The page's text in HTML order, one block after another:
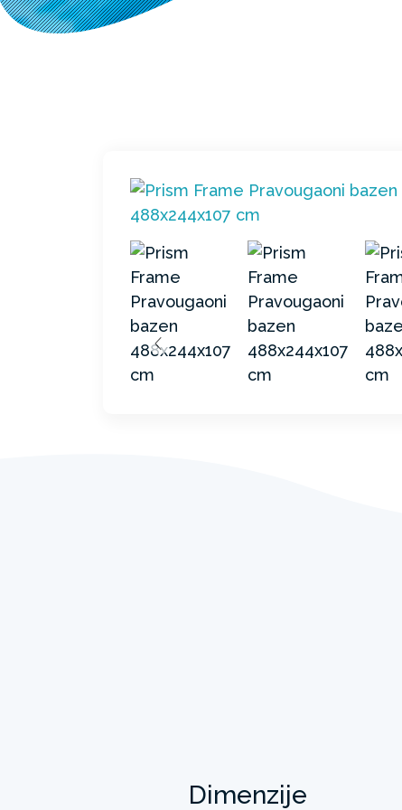
Dimenzije